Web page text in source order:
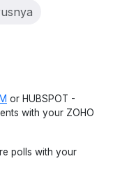
or HUBSPOT -
with your ZOHO
polls with your